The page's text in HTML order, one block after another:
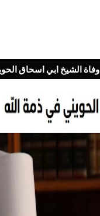
وفاة الشيخ ابي اسحاق